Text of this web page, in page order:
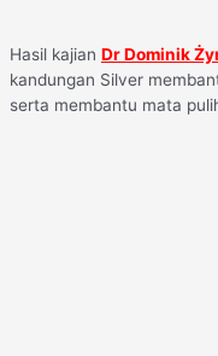
Hasil kajian Dr Dominik
kandungan Silver
serta membantu mata